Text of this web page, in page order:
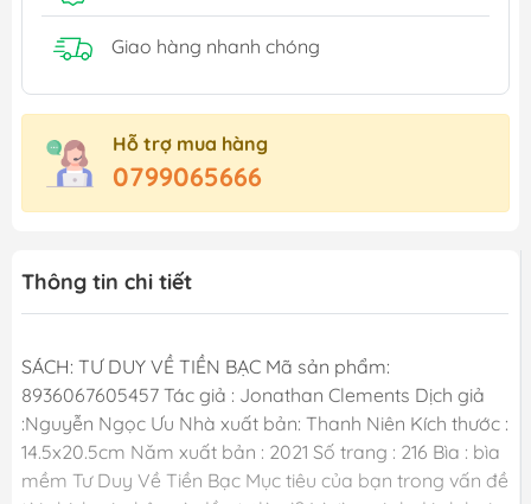
Giao hàng nhanh chóng
Hỗ trợ mua hàng
0799065666
Thông tin chi tiết
SÁCH: TƯ DUY VỀ TIỀN BẠC Mã sản phẩm:
8936067605457 Tác giả : Jonathan Clements Dịch giả
:Nguyễn Ngọc Ưu Nhà xuất bản: Thanh Niên Kích thước :
14.5x20.5cm Năm xuất bản : 2021 Số trang : 216 Bìa : bìa
mềm Tư Duy Về Tiền Bạc Mục tiêu của bạn trong vấn đề